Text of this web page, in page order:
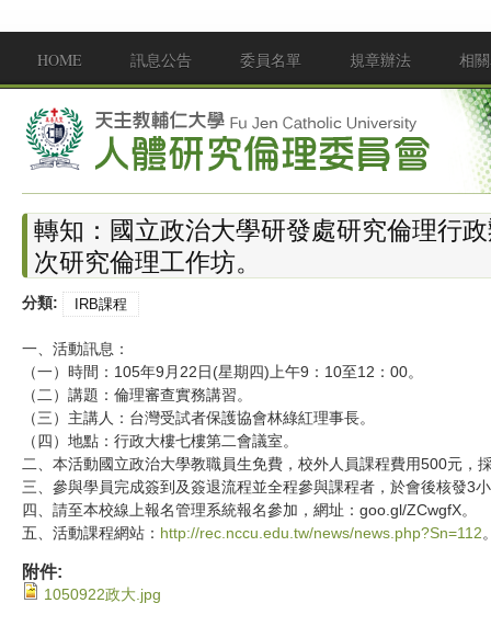
Main menu
HOME 訊息公告 委員名單 規章辦法 相
轉知：國立政治大學研發處研究倫理行
次研究倫理工作坊。
分類: IRB課程
一、活動訊息：
（一）時間：105年9月22日(星期四)上午9：10至12：00。
（二）講題：倫理審查實務講習。
（三）主講人：台灣受試者保護協會林綠紅理事長。
（四）地點：行政大樓七樓第二會議室。
二、本活動國立政治大學教職員生免費，校外人員課程費用500元，
三、參與學員完成簽到及簽退流程並全程參與課程者，於會後核發3
四、請至本校線上報名管理系統報名參加，網址：goo.gl/ZCwgfX。
五、活動課程網站： http://rec.nccu.edu.tw/news/news.php?Sn=112
附件:
1050922政大.jpg